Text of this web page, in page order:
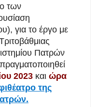
των
για το έργο με
Πατρών
2023 και ώρα
της